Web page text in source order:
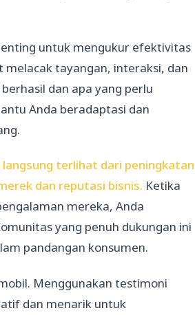
untuk mengukur efektivitas
tayangan, interaksi, dan
dan apa yang perlu
Anda beradaptasi dan
terlihat dari peningkatan
dan reputasi bisnis. Ketika
mereka, Anda
yang penuh dukungan ini
pandangan konsumen.
Menggunakan testimoni
dan menarik untuk